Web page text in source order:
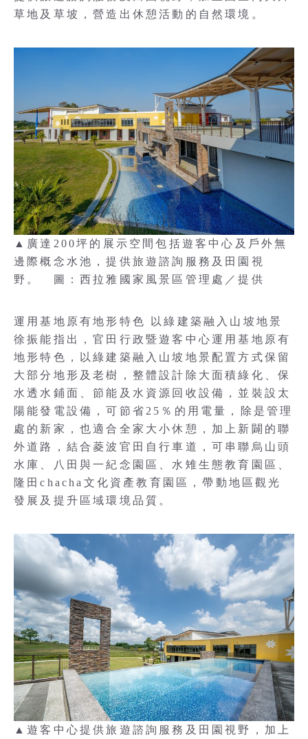
草地及草坡，營造出休憩活動的自然環境。
▲廣達200坪的展示空間包括遊客中心及戶外無
邊際概念水池，提供旅遊諮詢服務及田園視
野。 圖：西拉雅國家風景區管理處／提供
運用基地原有地形特色 以綠建築融入山坡地景
徐振能指出，官田行政暨遊客中心運用基地原有
地形特色，以綠建築融入山坡地景配置方式保留
大部分地形及老樹，整體設計除大面積綠化、保
水透水鋪面、節能及水資源回收設備，並裝設太
陽能發電設備，可節省25％的用電量，除是管理
處的新家，也適合全家大小休憩，加上新闢的聯
外道路，結合菱波官田自行車道，可串聯烏山頭
水庫、八田與一紀念園區、水雉生態教育園區、
隆田chacha文化資產教育園區，帶動地區觀光
發展及提升區域環境品質。
▲遊客中心提供旅遊諮詢服務及田園視野，加上